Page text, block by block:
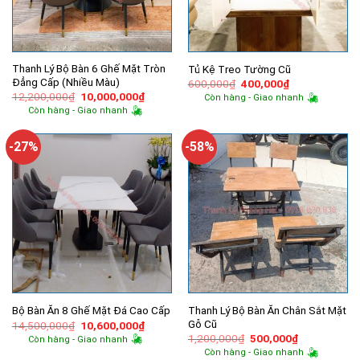
Thanh Lý Bộ Bàn 6 Ghế Mặt Tròn
Đẳng Cấp (Nhiều Màu)
12,200,000₫ Giá
gốc
là:
10,000,000₫Giá
hiện
10,000,000₫.
Còn hàng - Giao nhanh
Tủ Kệ Treo Tường Cũ
600,000₫ Giá
gốc
là:
400,000₫Giá
hiện
tại
Còn hàng - Giao nhanh
-27%
Bộ Bàn Ăn 8 Ghế Mặt Đá Cao Cấp
14,500,000₫ Giá
gốc
là:
10,600,000₫Giá
hiện
Còn hàng - Giao nhanh
-58%
Thanh Lý Bộ Bàn Ăn Chân Sắt Mặt
Gỗ Cũ
1,200,000₫ Giá
gốc
500,000₫Giá
hiện
Còn hàng - Giao nhanh